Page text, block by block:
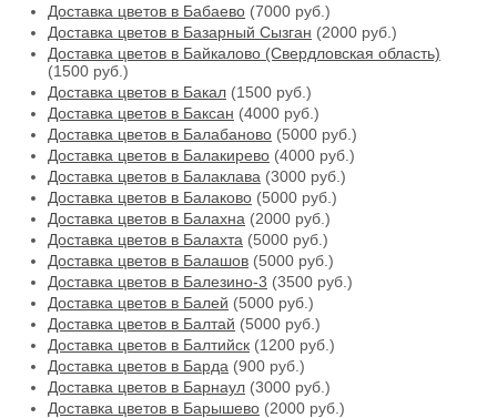
Доставка цветов в Бабаево (7000 руб.)
Доставка цветов в Базарный Сызган (2000 руб.)
Доставка цветов в Байкалово (Свердловская область)
(1500 руб.)
Доставка цветов в Бакал (1500 руб.)
Доставка цветов в Баксан (4000 руб.)
Доставка цветов в Балабаново (5000 руб.)
Доставка цветов в Балакирево (4000 руб.)
Доставка цветов в Балаклава (3000 руб.)
Доставка цветов в Балаково (5000 руб.)
Доставка цветов в Балахна (2000 руб.)
Доставка цветов в Балахта (5000 руб.)
Доставка цветов в Балашов (5000 руб.)
Доставка цветов в Балезино-3 (3500 руб.)
Доставка цветов в Балей (5000 руб.)
Доставка цветов в Балтай (5000 руб.)
Доставка цветов в Балтийск (1200 руб.)
Доставка цветов в Барда (900 руб.)
Доставка цветов в Барнаул (3000 руб.)
Доставка цветов в Барышево (2000 руб.)